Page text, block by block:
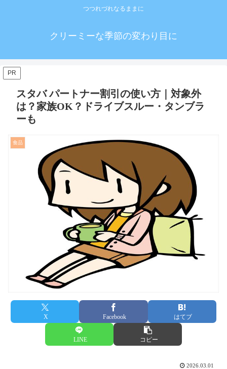
つつれづれなるままに
クリーミーな季節の変わり目に
PR
スタバ パートナー割引の使い方｜対象外
は？家族OK？ドライブスルー・タンブラ
ーも
食品
X Facebook はてブ
LINE コピー
2026.03.01